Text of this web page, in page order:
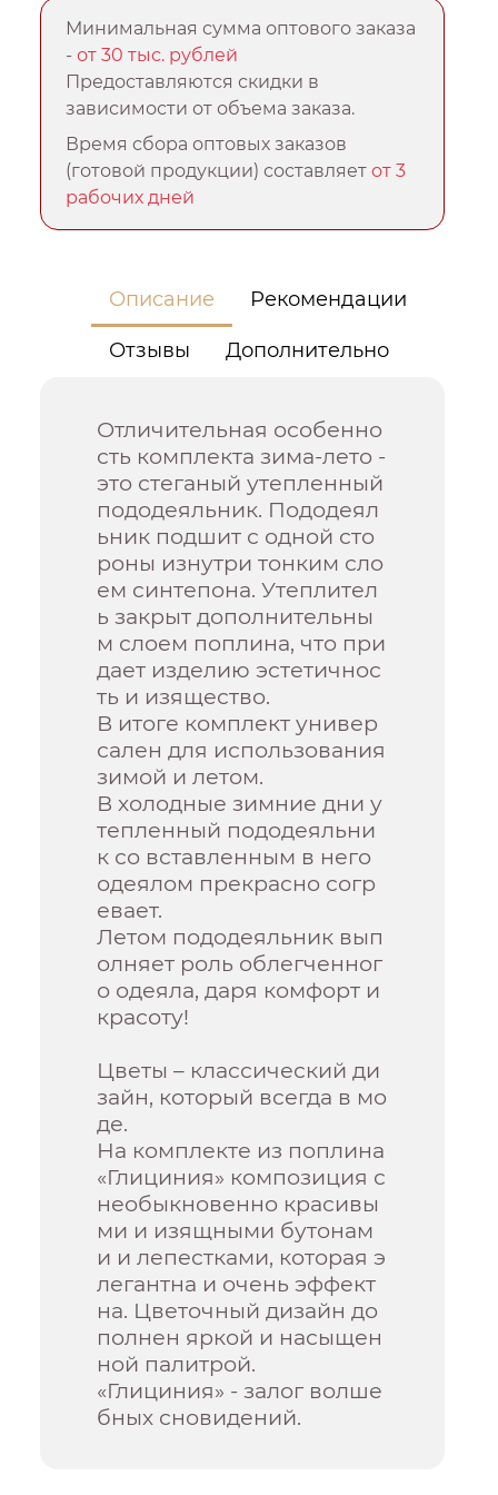
Минимальная сумма оптового заказа
-от 30 тыс. рублей
Предоставляются скидки в
зависимости от объема заказа.
Время сбора оптовых заказов
(готовой продукции) составляетот 3
рабочих дней
Описание Рекомендации
Отзывы Дополнительно
Отличительная особенно
сть комплекта зима-лето -
это стеганый утепленный
пододеяльник. Пододеял
ьник подшит с одной сто
роны изнутри тонким сло
ем синтепона. Утеплител
ь закрыт дополнительны
м слоем поплина, что при
дает изделию эстетичнос
ть и изящество.
В итоге комплект универ
сален для использования
зимой и летом.
В холодные зимние дни у
тепленный пододеяльни
к со вставленным в него
одеялом прекрасно согр
евает.
Летом пододеяльник вып
олняет роль облегченног
о одеяла, даря комфорт и
красоту!
Цветы – классический ди
зайн, который всегда в мо
де.
На комплекте из поплина
«Глициния» композиция с
необыкновенно красивы
ми и изящными бутонам
и и лепестками, которая э
легантна и очень эффект
на. Цветочный дизайн до
полнен яркой и насыщен
ной палитрой.
«Глициния» - залог волше
бных сновидений.